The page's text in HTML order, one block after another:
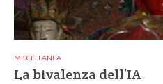
MISCELLANEA
La bivalenza dell’IA